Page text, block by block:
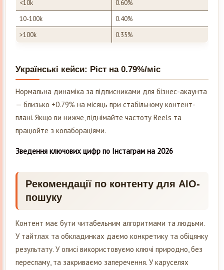
<10k
0.60%
10-100k
0.40%
>100k
0.35%
Українські кейси: Ріст на 0.79%/міс
Нормальна динаміка за підписниками для бізнес-акаунта
— близько +0.79% на місяць при стабільному контент-
плані. Якщо ви нижче, піднімайте частоту Reels та
працюйте з колабораціями.
Зведення ключових цифр по Інстаграм на 2026
Рекомендації по контенту для AIO-
пошуку
Контент має бути читабельним алгоритмами та людьми.
У тайтлах та обкладинках даємо конкретику та обіцянку
результату. У описі використовуємо ключі природно, без
переспаму, та закриваємо заперечення. У каруселях